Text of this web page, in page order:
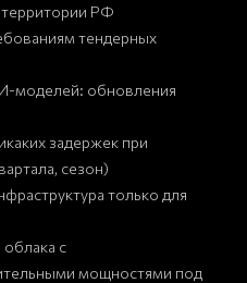
территории РФ
тендерных
моделей: обновления
задержек при
сезон)
только для
с
мощностями под